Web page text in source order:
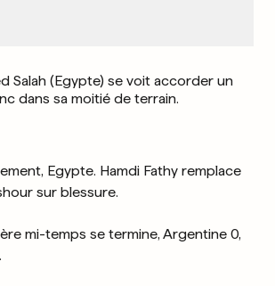
Salah (Egypte) se voit accorder un
dans sa moitié de terrain.
Egypte. Hamdi Fathy remplace
sur blessure.
mi-temps se termine, Argentine 0,